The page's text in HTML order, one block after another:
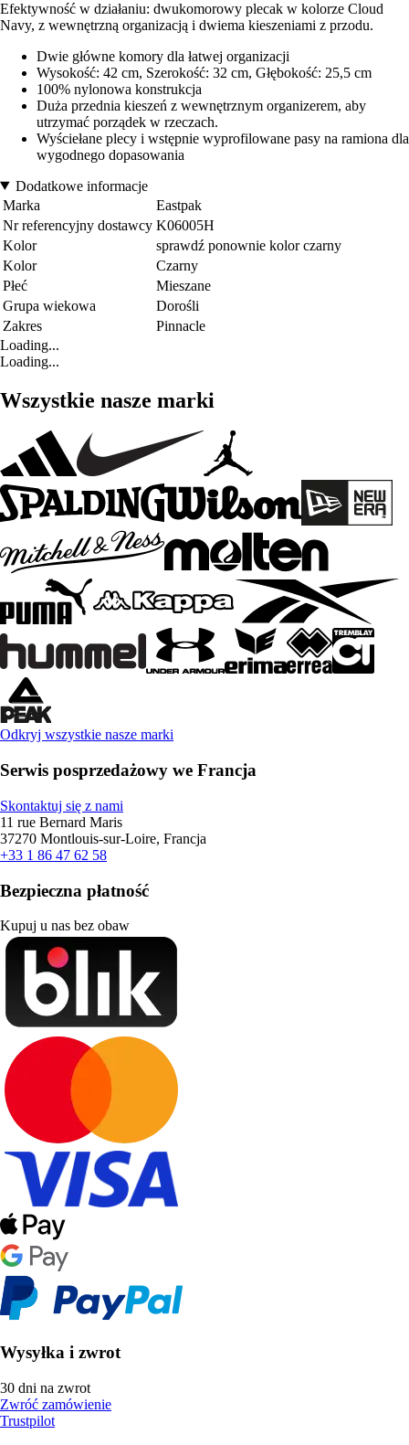
Efektywność w działaniu: dwukomorowy plecak w kolorze Cloud
Navy, z wewnętrzną organizacją i dwiema kieszeniami z przodu.
Dwie główne komory dla łatwej organizacji
Wysokość: 42 cm, Szerokość: 32 cm, Głębokość: 25,5 cm
100% nylonowa konstrukcja
Duża przednia kieszeń z wewnętrznym organizerem, aby
utrzymać porządek w rzeczach.
Wyściełane plecy i wstępnie wyprofilowane pasy na ramiona dla
wygodnego dopasowania
Dodatkowe informacje
Marka
Eastpak
Nr referencyjny dostawcy K06005H
Kolor
sprawdź ponownie kolor czarny
Kolor
Czarny
Płeć
Mieszane
Grupa wiekowa
Dorośli
Zakres
Pinnacle
Loading...
Loading...
Wszystkie nasze marki
Odkryj wszystkie nasze marki
Serwis posprzedażowy we Francja
Skontaktuj się z nami
11 rue Bernard Maris
37270 Montlouis-sur-Loire, Francja
+33 1 86 47 62 58
Bezpieczna płatność
Kupuj u nas bez obaw
Wysyłka i zwrot
30 dni na zwrot
Zwróć zamówienie
Trustpilot